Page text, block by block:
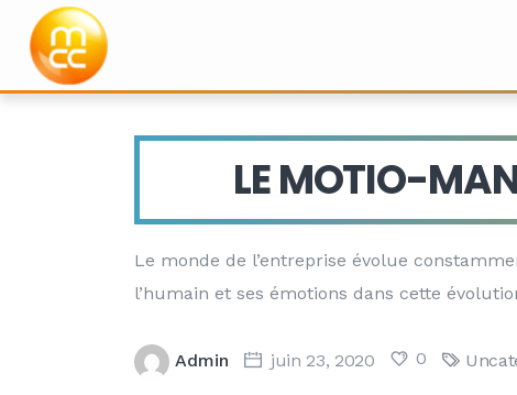
juin 2020
LE MOTIO-
Le monde de l’entreprise évolue
l’humain et ses émotions dans cette
Admin juin 23, 2020 0